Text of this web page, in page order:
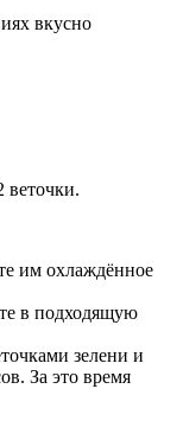
веточки.
им охлаждённое
в подходящую
зелени и
За это время